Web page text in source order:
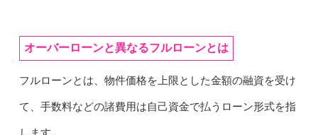
オーバーローンと異なるフルローンとは
フルローンとは、物件価格を上限とした金額の融資を受け
て、手数料などの諸費用は自己資金で払うローン形式を指